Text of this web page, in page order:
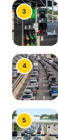
3
4
5